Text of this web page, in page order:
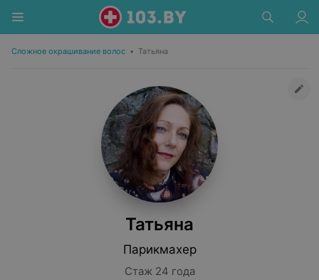
Сложное окрашивание волос • Татьяна
Татьяна
Парикмахер
Стаж 24 года